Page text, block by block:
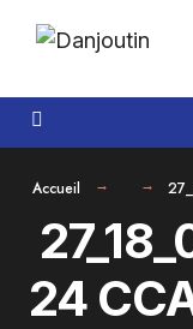
Aller
Accueil
24
for: